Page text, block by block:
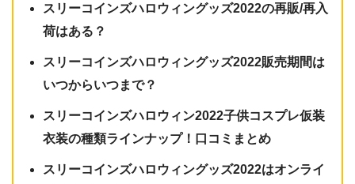
スリーコインズハロウィングッズ2022の再販/再入
荷はある？
スリーコインズハロウィングッズ2022販売期間は
いつからいつまで？
スリーコインズハロウィン2022子供コスプレ仮装
衣装の種類ラインナップ！口コミまとめ
スリーコインズハロウィングッズ2022はオンライ